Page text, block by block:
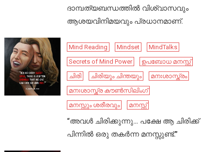
ദാമ്പത്യബന്ധത്തിൽ വിശ്വാസവും
ആശയവിനിമയവും പ്രധാനമാണ്.
Mind Reading Mindset
MindTalks
Secrets of Mind Power
ഉപബോധ മനസ്സ്
ചിരി
ചിരിയും ചിന്തയും
മനഃശാസ്ത്രം
മനഃശാസ്ത്ര കൗൺസിലിംഗ്
മനസ്സും ശരീരവും
മനസ്സ്
“അവൾ ചിരിക്കുന്നു… പക്ഷേ ആ ചിരിക്ക്
പിന്നിൽ ഒരു തകർന്ന മനസ്സുണ്ട്.”